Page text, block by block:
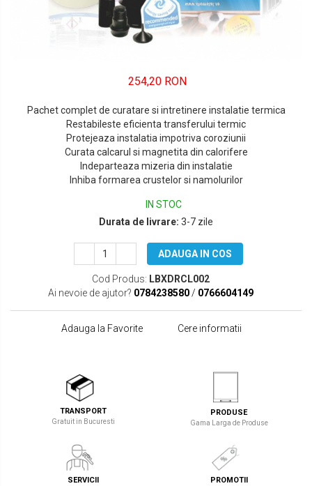
254,20 RON
Pachet complet de curatare si intretinere instalatie termica
Restabileste eficienta transferului termic
Protejeaza instalatia impotriva coroziunii
Curata calcarul si magnetita din calorifere
Indeparteaza mizeria din instalatie
Inhiba formarea crustelor si namolurilor
IN STOC
Durata de livrare: 3-7 zile
ADAUGA IN COS
Cod Produs: LBXDRCL002
Ai nevoie de ajutor? 0784238580/ 0766604149
Adauga la Favorite Cere informatii
TRANSPORT
Gratuit in Bucuresti
PRODUSE
Gama Larga de Produse
SERVICII PROMOTII